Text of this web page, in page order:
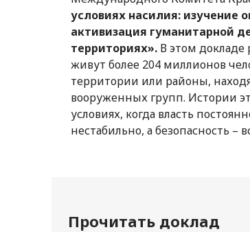
условиях насилия: изучение
активизация гуманитарной
территориях». В этом докладе
живут более 204 миллионов
территории или районы,
вооруженных групп. Истории
условиях, когда власть
нестабильно, а безопасность –
Прочитать доклад